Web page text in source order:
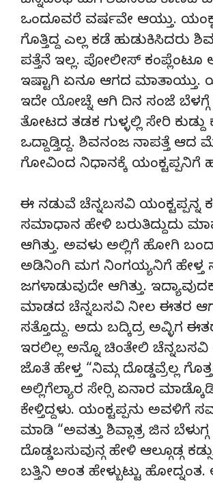
ಒಂದೂವರೆ ವರ್ಷವೇ ಆಯ್ತು.
ಗೊತ್ತಿದ್ದ ಎಲ್ಲ ಕಡೆ ಹುಡುಕಿಸಿದರು
ಪತ್ತೆನೆ ಇಲ್ಲ. ಪೋಲೀಸ್ ಕಂಪ್ಲೆಂಟೂ
ಇಷ್ಟಾಗಿ ಏನೂ ಆಗದ ಮಾತಾಯ್ತು.
ಇದೇ ಯೋಚ್ನೆ ಆಗಿ ದಿನ ಸಂಜೆ ಬೆಳಗ್ಗೆ
ತೋಟದ ತಡಕ ಗುಳ್ಳಲ್ಲಿ ಸೇರಿ ಕುಡ್ದು
ಒದ್ದಾಡ್ತಿದ್ದ. ಶಿವನಂಜ ನಾಪತ್ತೆ ಆದ
ಗೋವಿಂದ ನಿಧಾನಕ್ಕೆ ಯಂಕ್ಟಪ್ಪನಿಗೆ
ಈ ನಡುವೆ ಚೆನ್ನಬಸವಿ ಯಂಕ್ಟಪ್ಪನ್ನ
ಸಮಾಧಾನ ಹೇಳಿ ಬರುತಿದ್ದುದು
ಆಗಿತ್ತು. ಅವಳು ಅಲ್ಲಿಗೆ ಹೋಗಿ
ಅಡಿನಿಂಗಿ ಮಗ ನಿಂಗಯ್ಯನಿಗೆ ಹೇಳ್ತ
ಜಗಳಾಡುವುದೇ ಆಗಿತ್ತು.
ಮಾಡದ ಚೆನ್ನಬಸವಿ ನೀಲ ಈತರ
ಸತ್ತೊದ್ದು. ಅದು ಬದ್ಕಿದ್ರ ಅವ್ಳಿಗ
ಇರಲಿಲ್ಲ ಅನ್ನೊ ಚಿಂತೇಲಿ ಚೆನ್ನಬಸವಿ
ಜೊತೆ ಹೇಳ್ತ “ನಿಮ್ಗ ದೊಡ್ಡವ್ರೆಲ್ಲ
ಅಲ್ಲಿಗೆಲ್ಯಾರ ಸೇರ‌್ಸಿ ಏನಾರ
ಕೇಳ್ತಿದ್ದಳು‌. ಯಂಕ್ಟಪ್ಪನು ಅವಳಿಗೆ
ಮಾಡಿ “ಅವತ್ತು ಶಿವ್ಲಾತ್ರ ಜಿನ
ದೊಡ್ಡಬಸುವುನ್ಗ ಹೇಳಿ ಆಲ್ಗೂಡ್ಗ
ಬತ್ತಿನಿ ಅಂತ ಹೇಳ್ಬುಟ್ಟು ಹೋದ್ನಂತ.